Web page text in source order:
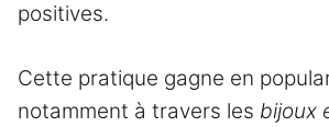
positives.
Cette pratique gagne en
notamment à travers les bijoux